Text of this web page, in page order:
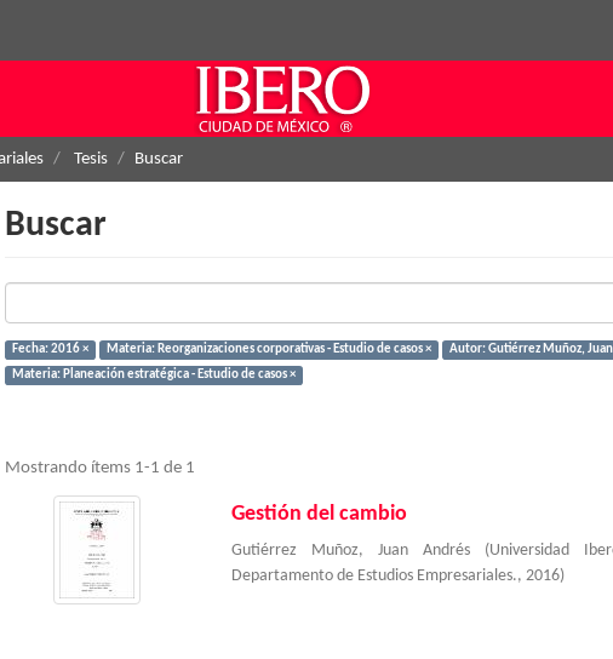
Tesis Buscar
Buscar
Fecha: 2016 × Materia: Reorganizaciones corporativas - Estudio de casos ×
Autor: Gutiérrez Muñoz,
Materia: Planeación estratégica - Estudio de casos ×
Mostrando ítems 1-1 de 1
Gestión del cambio
Gutiérrez Muñoz, Juan Andrés (Universidad
Departamento de Estudios Empresariales., 2016)